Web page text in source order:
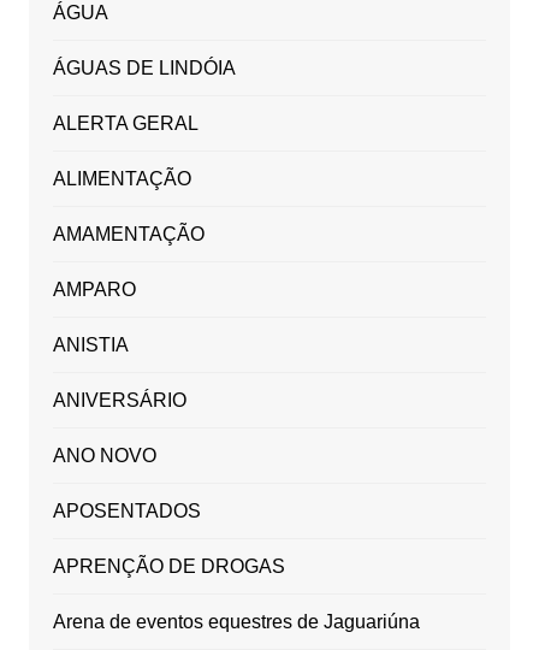
ÁGUA
ÁGUAS DE LINDÓIA
ALERTA GERAL
ALIMENTAÇÃO
AMAMENTAÇÃO
AMPARO
ANISTIA
ANIVERSÁRIO
ANO NOVO
APOSENTADOS
APRENÇÃO DE DROGAS
Arena de eventos equestres de Jaguariúna